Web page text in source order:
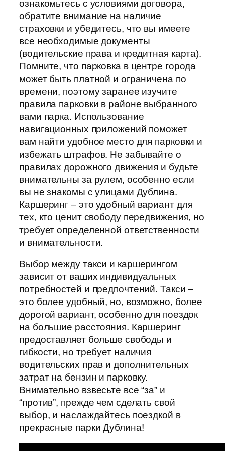
ознакомьтесь с условиями договора,
обратите внимание на наличие
страховки и убедитесь, что вы имеете
все необходимые документы
(водительские права и кредитная карта).
Помните, что парковка в центре города
может быть платной и ограничена по
времени, поэтому заранее изучите
правила парковки в районе выбранного
вами парка. Использование
навигационных приложений поможет
вам найти удобное место для парковки и
избежать штрафов. Не забывайте о
правилах дорожного движения и будьте
внимательны за рулем, особенно если
вы не знакомы с улицами Дублина.
Каршеринг – это удобный вариант для
тех, кто ценит свободу передвижения, но
требует определенной ответственности
и внимательности.
Выбор между такси и каршерингом
зависит от ваших индивидуальных
потребностей и предпочтений. Такси –
это более удобный, но, возможно, более
дорогой вариант, особенно для поездок
на большие расстояния. Каршеринг
предоставляет больше свободы и
гибкости, но требует наличия
водительских прав и дополнительных
затрат на бензин и парковку.
Внимательно взвесьте все “за” и
“против”, прежде чем сделать свой
выбор, и наслаждайтесь поездкой в
прекрасные парки Дублина!